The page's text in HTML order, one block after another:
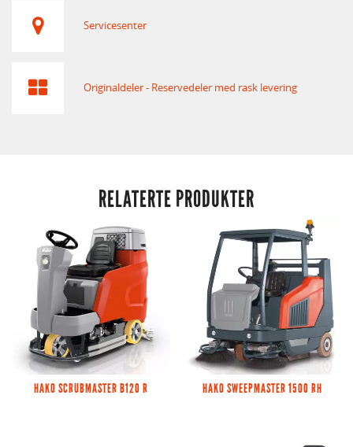
Servicesenter
Originaldeler - Reservedeler med rask levering
RELATERTE PRODUKTER
HAKO SCRUBMASTER B120 R HAKO SWEEPMASTER 1500 RH